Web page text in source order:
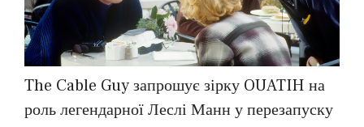
The Cable Guy запрошує зірку OUATIH на
роль легендарної Леслі Манн у перезапуску